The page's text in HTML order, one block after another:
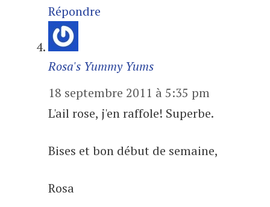
Répondre
Rosa's Yummy Yums
18 septembre 2011 à 5:35 pm
L'ail rose, j'en raffole! Superbe.
Bises et bon début de semaine,
Rosa